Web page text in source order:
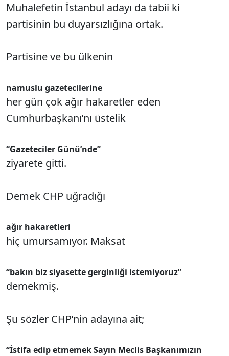
Muhalefetin İstanbul adayı da tabii ki
partisinin bu duyarsızlığına ortak.
Partisine ve bu ülkenin
namuslu gazetecilerine
her gün çok ağır hakaretler eden
Cumhurbaşkanı’nı üstelik
“Gazeteciler Günü’nde”
ziyarete gitti.
Demek CHP uğradığı
ağır hakaretleri
hiç umursamıyor. Maksat
“bakın biz siyasette gerginliği istemiyoruz”
demekmiş.
Şu sözler CHP’nin adayına ait;
“İstifa edip etmemek Sayın Meclis Başkanımızın